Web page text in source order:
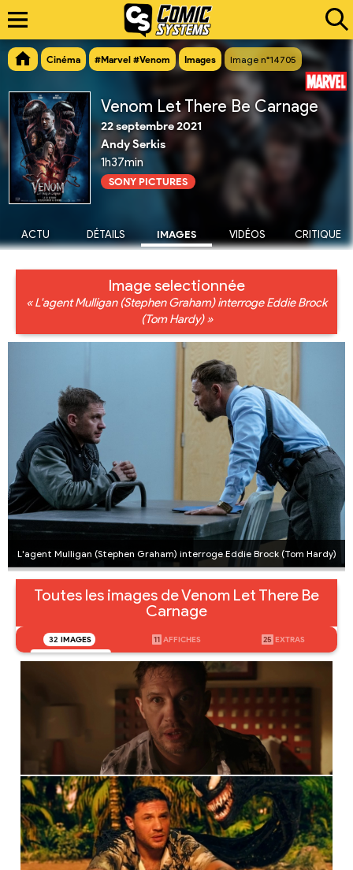
Cinéma #Marvel #Venom Images Image n°14705
Venom Let There Be Carnage
22 septembre 2021
Andy Serkis
1h37min
SONY PICTURES
ACTU DÉTAILS IMAGES VIDÉOS CRITIQUE
Image selectionnée
« L'agent Mulligan (Stephen Graham) interroge Eddie Brock
(Tom Hardy) »
L'agent Mulligan (Stephen Graham) interroge Eddie Brock (Tom Hardy)
Toutes les images de Venom Let There Be
Carnage
32 IMAGES 11 AFFICHES 25 EXTRAS